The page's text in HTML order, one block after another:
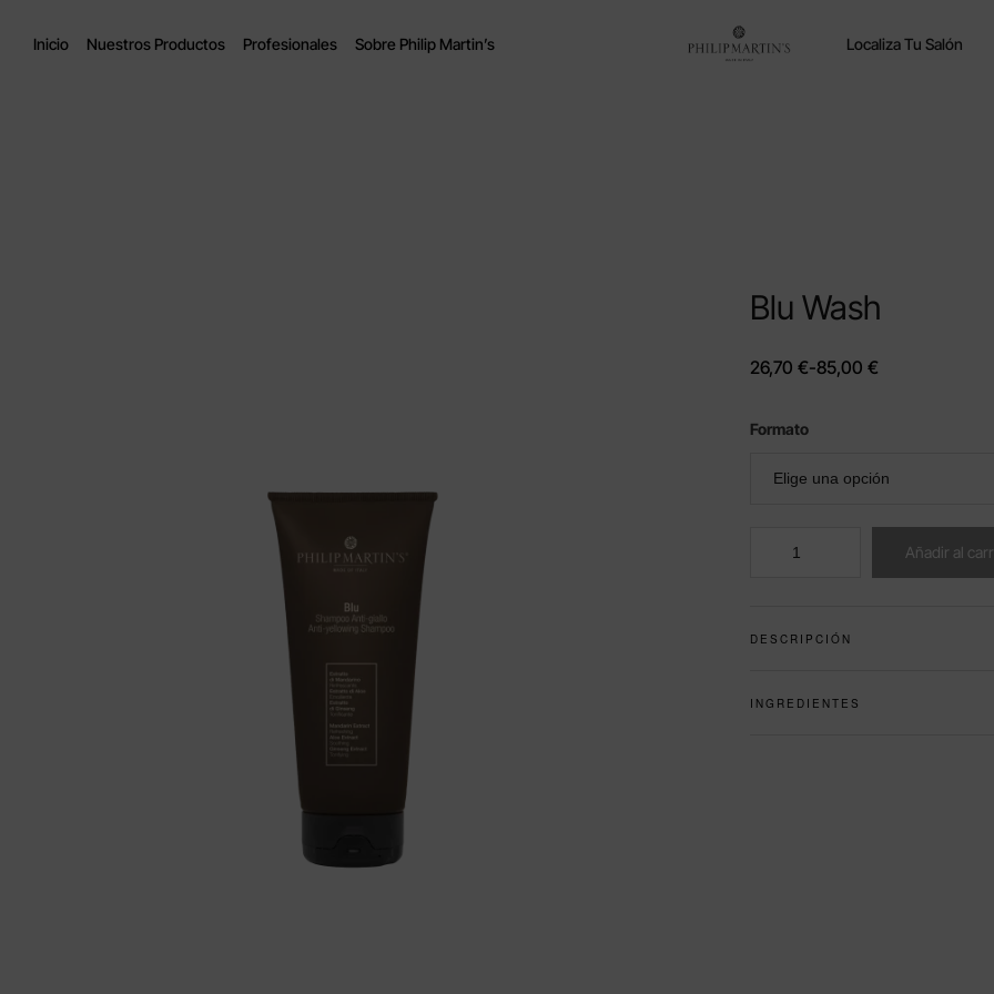
Inicio Nuestros Productos Profesionales Sobre Philip Martin’s Localiza Tu Salón
Blu Wash
26,70 €-85,00 €
Formato
Añadir al
DESCRIPCIÓN
INGREDIENTES